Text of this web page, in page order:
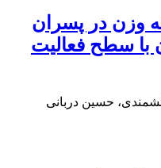
وزن در پسران
با سطح فعالیت
حسین دربانی